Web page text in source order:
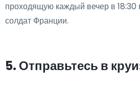
проходящую каждый вечер в 18:30
солдат Франции.
5. Отправьтесь в